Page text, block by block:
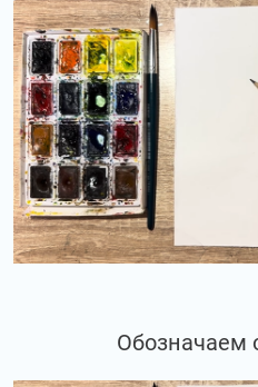
Обозначаем